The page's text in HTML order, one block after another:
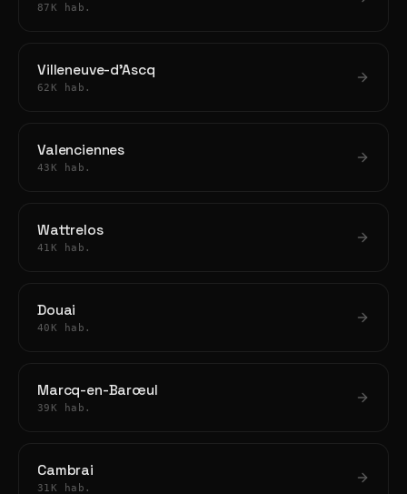
87K hab.
Villeneuve-d'Ascq
62K hab.
Valenciennes
43K hab.
Wattrelos
41K hab.
Douai
40K hab.
Marcq-en-Barœul
39K hab.
Cambrai
31K hab.